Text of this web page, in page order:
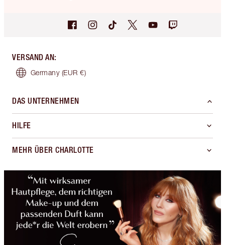
VERSAND AN:
Germany (EUR €)
DAS UNTERNEHMEN
HILFE
MEHR ÜBER CHARLOTTE